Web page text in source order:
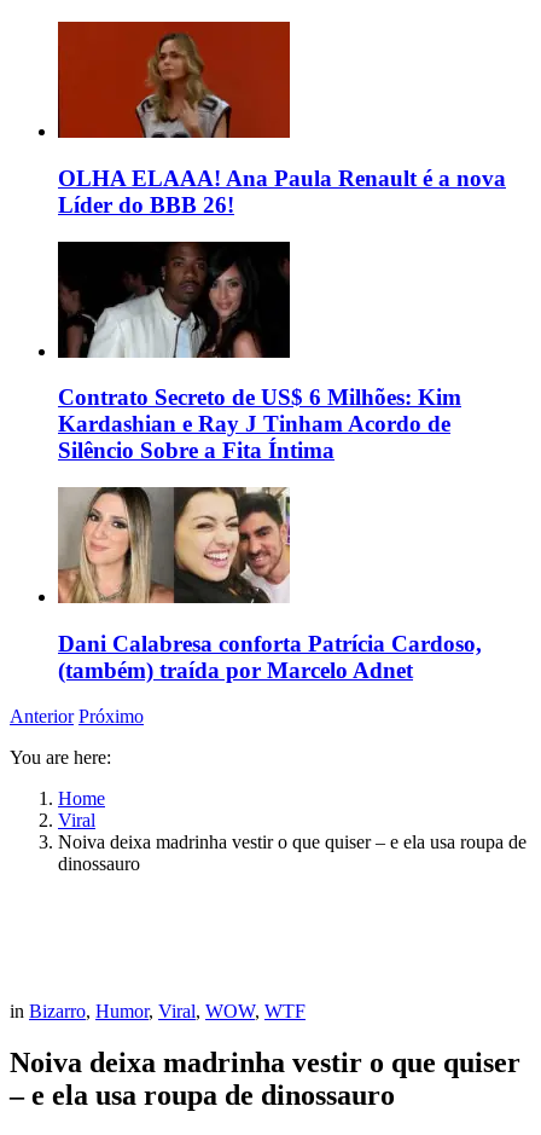
OLHA ELAAA! Ana Paula Renault é a nova
Líder do BBB 26!
Contrato Secreto de US$ 6 Milhões: Kim
Kardashian e Ray J Tinham Acordo de
Silêncio Sobre a Fita Íntima
Dani Calabresa conforta Patrícia Cardoso,
(também) traída por Marcelo Adnet
Anterior Próximo
You are here:
Home
Viral
Noiva deixa madrinha vestir o que quiser – e ela usa roupa de
dinossauro
in Bizarro, Humor, Viral, WOW, WTF
Noiva deixa madrinha vestir o que quiser
– e ela usa roupa de dinossauro